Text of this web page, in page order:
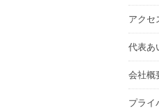
アクセ
代表あ
会社概
プライ